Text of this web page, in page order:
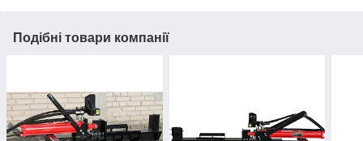
Подібні товари компанії